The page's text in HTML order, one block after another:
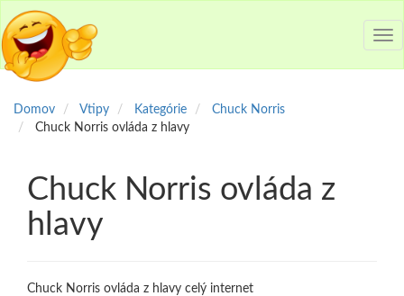
Domov Vtipy Kategórie
Chuck Norris
Chuck Norris ovláda z hlavy
Chuck Norris ovláda z
hlavy
Chuck Norris ovláda z hlavy celý internet